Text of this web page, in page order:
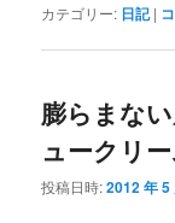
カテゴリー: 日記 |
膨らまな
ュークリ
投稿日時:2012 年 5